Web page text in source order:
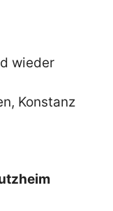
wieder
Konstanz